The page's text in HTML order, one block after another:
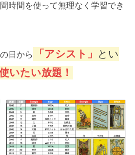
時間を使って無理なく学習でき
日から 「アシスト」 とい
いたい放題！